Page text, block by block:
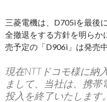
三菱電機は、D705iを最後
全撤退をする方針を明らか
売予定の「D906i」は発売
現在NTTドコモ様に納
まして、当社は、携
投入を終了いたします。